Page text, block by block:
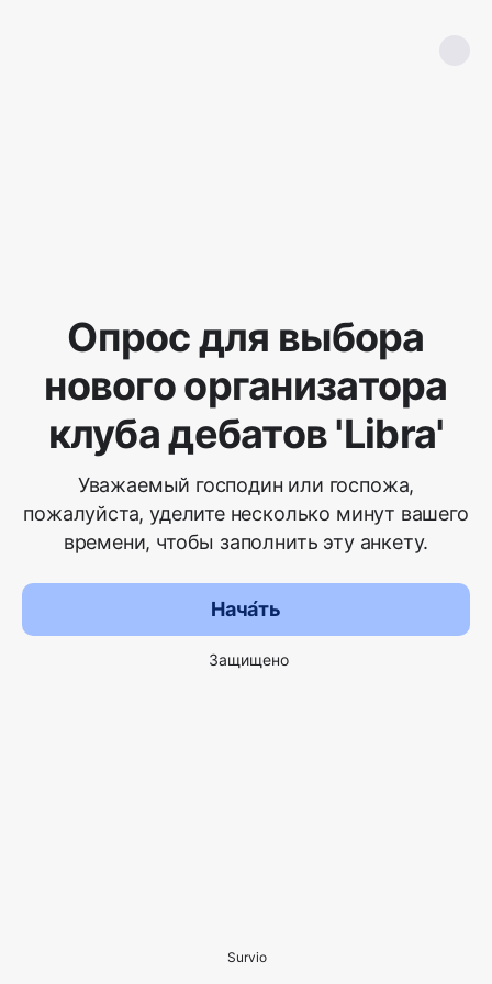
Опрос для выбора
нового организатора
клуба дебатов 'Libra'
Уважаемый господин или госпожа,
пожалуйста, уделите несколько минут вашего
времени, чтобы заполнить эту анкету.
Нача́ть
Защищено
Survio